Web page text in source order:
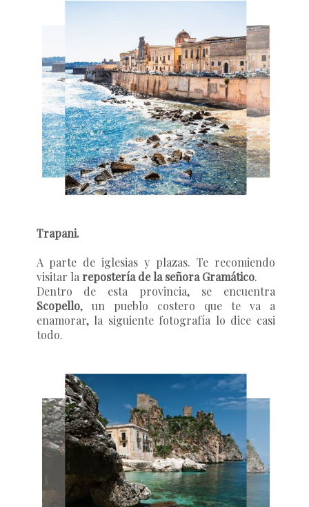
Trapani.
A parte de iglesias y plazas. Te recomiendo
visitar la repostería de la señora Gramático.
Dentro de esta provincia, se encuentra
Scopello, un pueblo costero que te va a
enamorar, la siguiente fotografía lo dice casi
todo.